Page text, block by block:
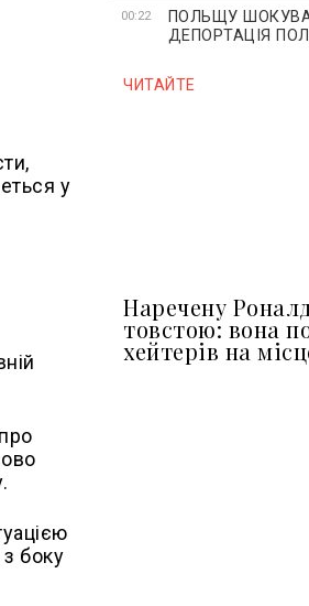
у
боку
00:22
ПОЛЬЩУ
ДЕПОРТАЦІЯ
ЧИТАЙТЕ
Наречену
товстою: вона
хейтерів на